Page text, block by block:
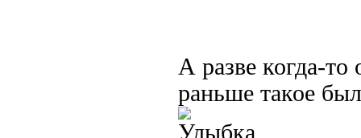
А разве когда-
раньше такое